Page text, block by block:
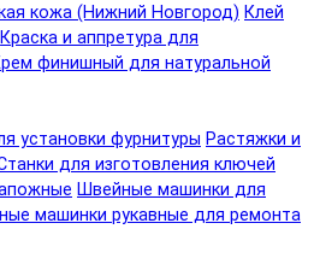
кожа (Нижний Новгород) Клей
Краска и аппретура для
финишный для натуральной
установки фурнитуры Растяжки и
для изготовления ключей
Швейные машинки для
машинки рукавные для ремонта